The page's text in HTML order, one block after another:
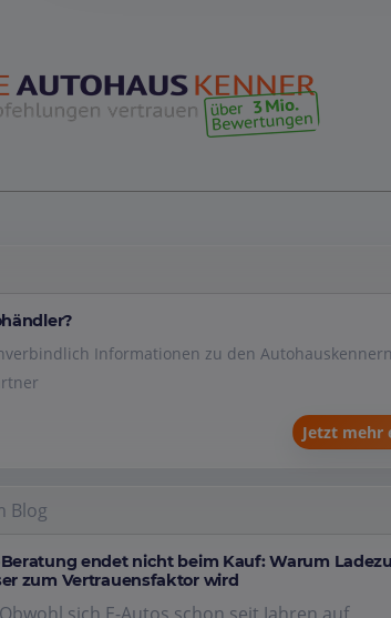
Informationen zu den
Jetzt mehr
Blog
endet nicht beim Kauf: Warum
zum Vertrauensfaktor wird